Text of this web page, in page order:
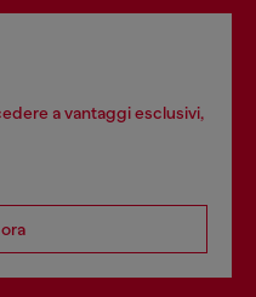
a vantaggi esclusivi,